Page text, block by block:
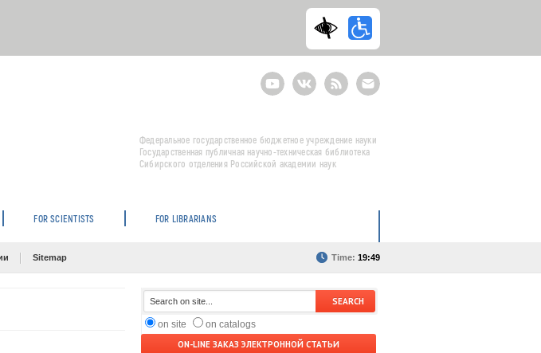
YoutubeВКонтактеRSS
E-
mail
подписка
Федеральное государственное бюджетное учреждение науки
Государственная публичная научно-техническая библиотека
Сибирского отделения Российской академии наук
FOR SCIENTISTS
FOR LIBRARIANS
Sitemap Time: 19:49
on site
on catalogs
ON-LINE ЗАКАЗ ЭЛЕКТРОННОЙ СТАТЬИ